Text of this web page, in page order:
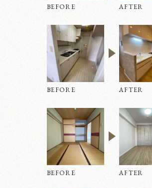
リノベーション
不動産の売却・
BEFORE AFTER
BEFORE AFTER
BEFORE AFTER